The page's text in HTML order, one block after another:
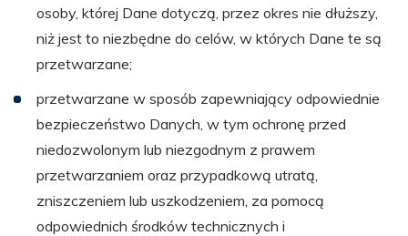
osoby, której Dane dotyczą, przez okres nie dłuższy,
niż jest to niezbędne do celów, w których Dane te są
przetwarzane;
przetwarzane w sposób zapewniający odpowiednie
bezpieczeństwo Danych, w tym ochronę przed
niedozwolonym lub niezgodnym z prawem
przetwarzaniem oraz przypadkową utratą,
zniszczeniem lub uszkodzeniem, za pomocą
odpowiednich środków technicznych i